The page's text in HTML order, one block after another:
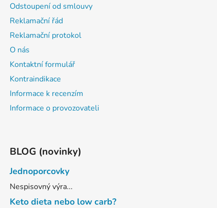
Odstoupení od smlouvy
Reklamační řád
Reklamační protokol
O nás
Kontaktní formulář
Kontraindikace
Informace k recenzím
Informace o provozovateli
BLOG (novinky)
Jednoporcovky
Nespisovný výra...
Keto dieta nebo low carb?